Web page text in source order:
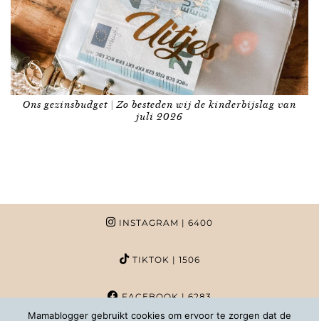
Ons gezinsbudget | Zo besteden wij de kinderbijslag van
juli 2026
INSTAGRAM | 6400
TIKTOK | 1506
FACEBOOK| 6283
Mamablogger gebruikt cookies om ervoor te zorgen dat de